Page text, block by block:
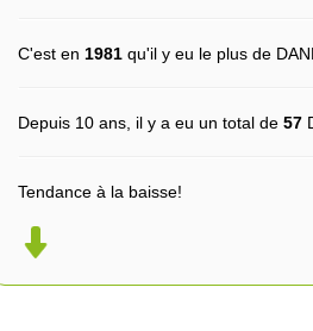
C'est en 1981 qu'il y eu le plus de
Depuis 10 ans, il y a eu un total de 57
Tendance à la baisse!